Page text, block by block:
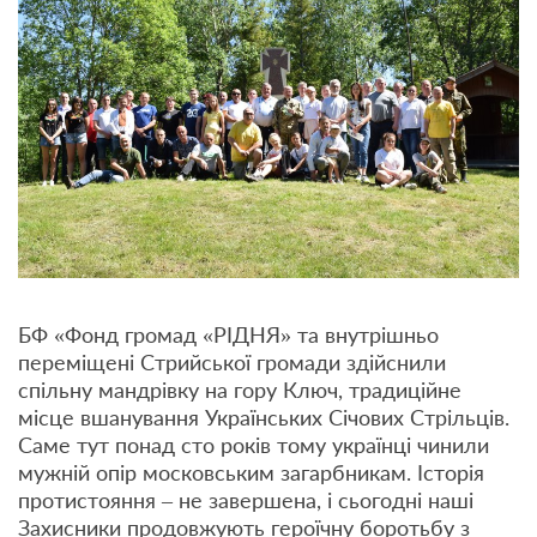
БФ «Фонд громад «РІДНЯ» та внутрішньо
переміщені Стрийської громади здійснили
спільну мандрівку на гору Ключ, традиційне
місце вшанування Українських Січових Стрільців.
Саме тут понад сто років тому українці чинили
мужній опір московським загарбникам. Історія
протистояння – не завершена, і сьогодні наші
Захисники продовжують героїчну боротьбу з